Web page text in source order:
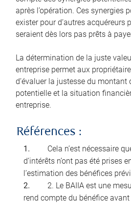
après l’opération. Ces synergies
exister pour d’autres acquéreurs
seraient dès lors pas prêts à
La détermination de la juste
entreprise permet aux
d’évaluer la justesse du montant
potentielle et la situation
entreprise.
Références :
Cela n’est nécessaire
d’intérêts n’ont pas été prises
l’estimation des bénéfices
2. Le BAIIA est une
rend compte du bénéfice